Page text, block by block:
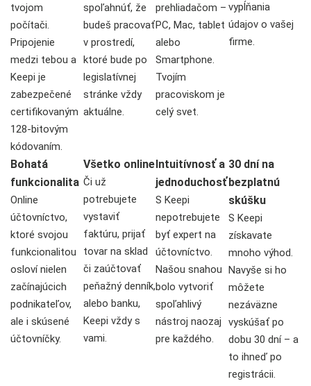
tvojom
počítači.
Pripojenie
medzi tebou a
Keepi je
zabezpečené
certifikovaným
128-bitovým
kódovaním.
spoľahnúť, že
budeš pracovať
v prostredí,
ktoré bude po
legislatívnej
stránke vždy
aktuálne.
prehliadačom –
PC, Mac, tablet
alebo
Smartphone.
Tvojím
pracoviskom je
celý svet.
vypĺňania
údajov o vašej
firme.
Bohatá
funkcionalita
Online
účtovníctvo,
ktoré svojou
funkcionalitou
osloví nielen
začínajúcich
podnikateľov,
ale i skúsené
účtovníčky.
Všetko online
Či už
potrebujete
vystaviť
faktúru, prijať
tovar na sklad
či zaúčtovať
peňažný denník,
alebo banku,
Keepi vždy s
vami.
Intuitívnosť a
jednoduchosť
S Keepi
nepotrebujete
byť expert na
účtovníctvo.
Našou snahou
bolo vytvoriť
spoľahlivý
nástroj naozaj
pre každého.
30 dní na
bezplatnú
skúšku
S Keepi
získavate
mnoho výhod.
Navyše si ho
môžete
nezáväzne
vyskúšať po
dobu 30 dní – a
to ihneď po
registrácii.